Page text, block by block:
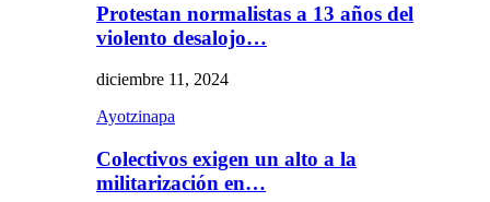
Protestan normalistas a 13 años del
violento desalojo…
diciembre 11, 2024
Ayotzinapa
Colectivos exigen un alto a la
militarización en…